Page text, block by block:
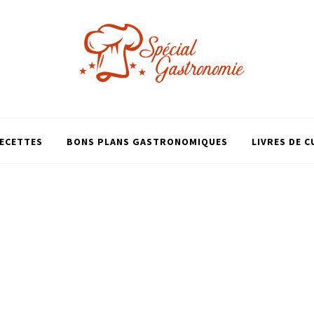
BONS PLANS GASTRONOMIQUES LIVRES DE